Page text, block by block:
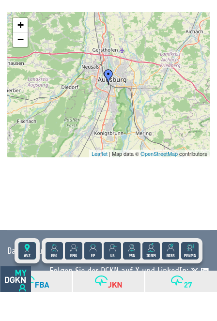
+
−
Leaflet | Map data ©OpenStreetMapcontributors
Datenschutz |Impressum| Kontakt | Presse
Folgen Sie der DGKN auf X und LinkedIn:
© 2026 DGKN | Privacy by Design